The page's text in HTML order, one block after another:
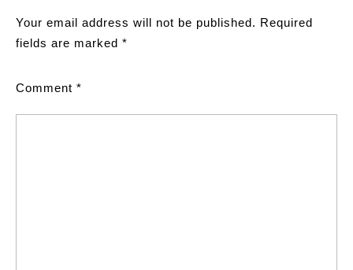
Your email address will not be published. Required
fields are marked *
Comment *